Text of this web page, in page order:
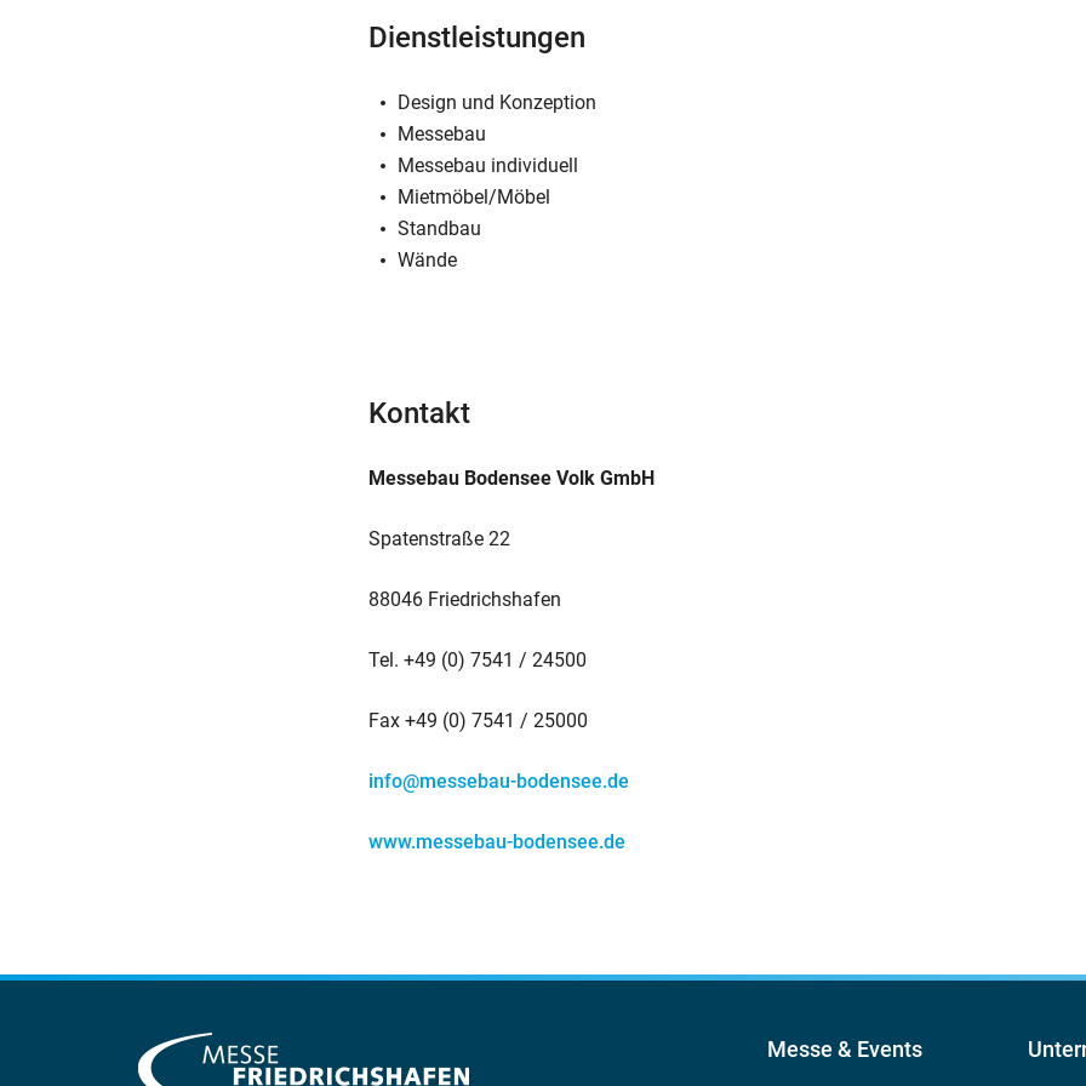
Dienstleistungen
Design und Konzeption
Messebau
Messebau individuell
Mietmöbel/Möbel
Standbau
Wände
Kontakt
Messebau Bodensee Volk GmbH
Spatenstraße 22
88046 Friedrichshafen
Tel. +49 (0) 7541 / 24500
Fax +49 (0) 7541 / 25000
info@messebau-bodensee.de
www.messebau-bodensee.de
Messe & Events